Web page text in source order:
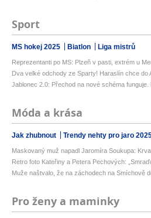
Sport
MS hokej 2025 Biatlon Liga mistrů
Reprezentanti po MS: Plzeň v pasti, extrém u
Dva velké odchody ze Sparty! Haraslín chce do
Jablonec 2.0: Přechod na nové schéma funguje.
Móda a krása
Jak zhubnout Trendy nehty pro jaro
Maskovaný muž napadl Jaromíra Soukupa:
Retro foto Kateřiny a Petera Pechových:
Muže naštvalo, že na záchodech na Smíchově
Pro ženy a maminky